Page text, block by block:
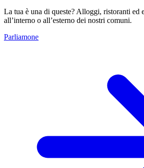
La tua è una di queste? Alloggi, ristoranti ed
all’interno o all’esterno dei nostri comuni.
Parliamone